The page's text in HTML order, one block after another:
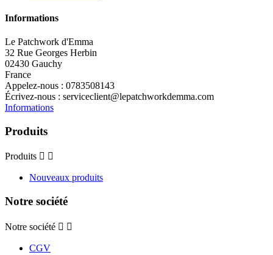
Informations
Le Patchwork d'Emma
32 Rue Georges Herbin
02430 Gauchy
France
Appelez-nous : 0783508143
Écrivez-nous : serviceclient@lepatchworkdemma.com
Informations
Produits
Produits  
Nouveaux produits
Notre société
Notre société  
CGV